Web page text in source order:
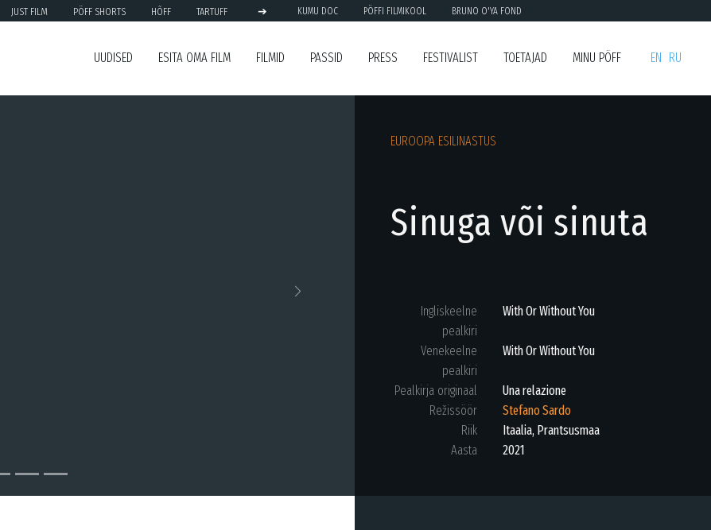
JUST FILM PÖFF SHORTS HÕFF TARTUFF ➔ KUMU DOC PÖFFI FILMIKOOL BRUNO O'YA FOND
UUDISED ESITA OMA FILM FILMID PASSID PRESS FESTIVALIST TOETAJAD MINU PÖFF EN RU
EUROOPA ESILINASTUS
Sinuga või sinuta
Ingliskeelne
pealkiri
With Or Without You
Venekeelne
pealkiri
With Or Without You
Pealkirja originaal
Una relazione
Režissöör
Stefano Sardo
Riik
Itaalia, Prantsusmaa
Aasta
2021